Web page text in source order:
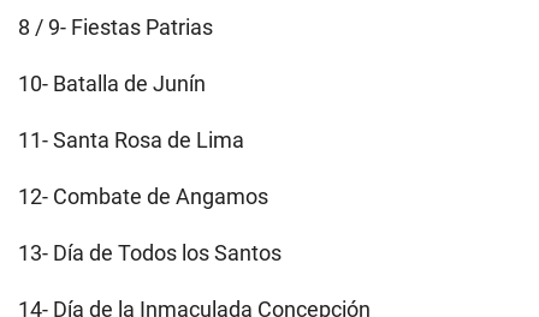
8 / 9- Fiestas Patrias
10- Batalla de Junín
11- Santa Rosa de Lima
12- Combate de Angamos
13- Día de Todos los Santos
14- Día de la Inmaculada Concepción